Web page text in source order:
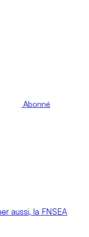
Abonné
aussi, la FNSEA